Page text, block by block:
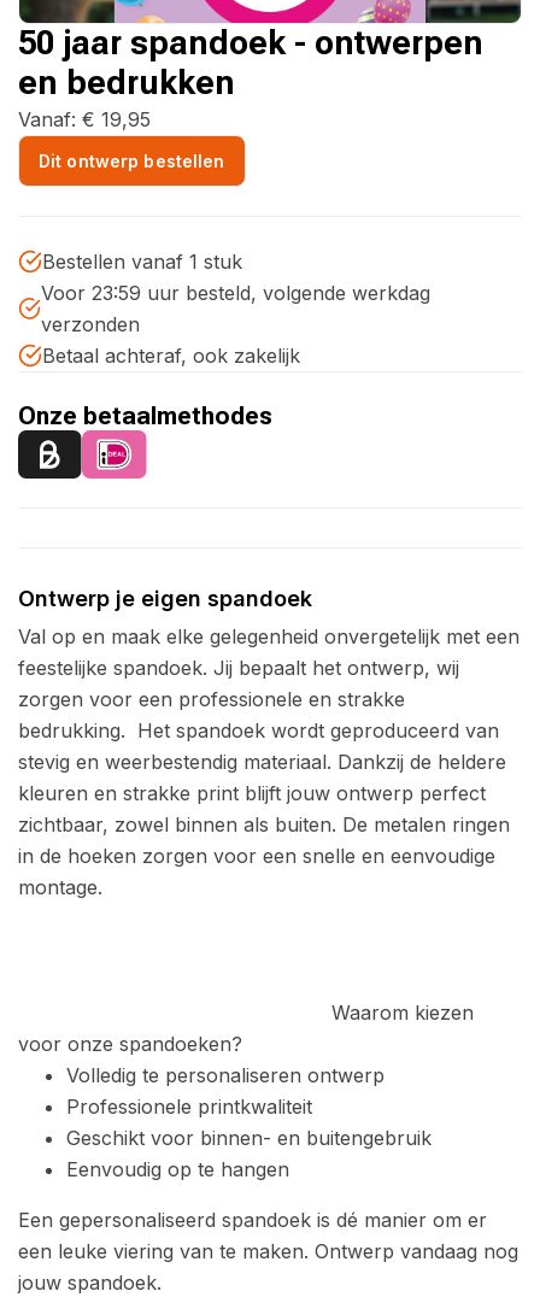
50 jaar spandoek - ontwerpen
en bedrukken
Vanaf: € 19,95
Dit ontwerp bestellen
Bestellen vanaf 1 stuk
Voor 23:59 uur besteld, volgende werkdag
verzonden
Betaal achteraf, ook zakelijk
Onze betaalmethodes
Ontwerp je eigen spandoek
Val op en maak elke gelegenheid onvergetelijk met een
feestelijke spandoek. Jij bepaalt het ontwerp, wij
zorgen voor een professionele en strakke
bedrukking. Het spandoek wordt geproduceerd van
stevig en weerbestendig materiaal. Dankzij de heldere
kleuren en strakke print blijft jouw ontwerp perfect
zichtbaar, zowel binnen als buiten. De metalen ringen
in de hoeken zorgen voor een snelle en eenvoudige
montage.
Waarom kiezen
voor onze spandoeken?
Volledig te personaliseren ontwerp
Professionele printkwaliteit
Geschikt voor binnen- en buitengebruik
Eenvoudig op te hangen
Een gepersonaliseerd spandoek is dé manier om er
een leuke viering van te maken. Ontwerp vandaag nog
jouw spandoek.